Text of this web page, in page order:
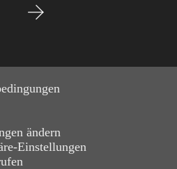
ändern
Einstellungen